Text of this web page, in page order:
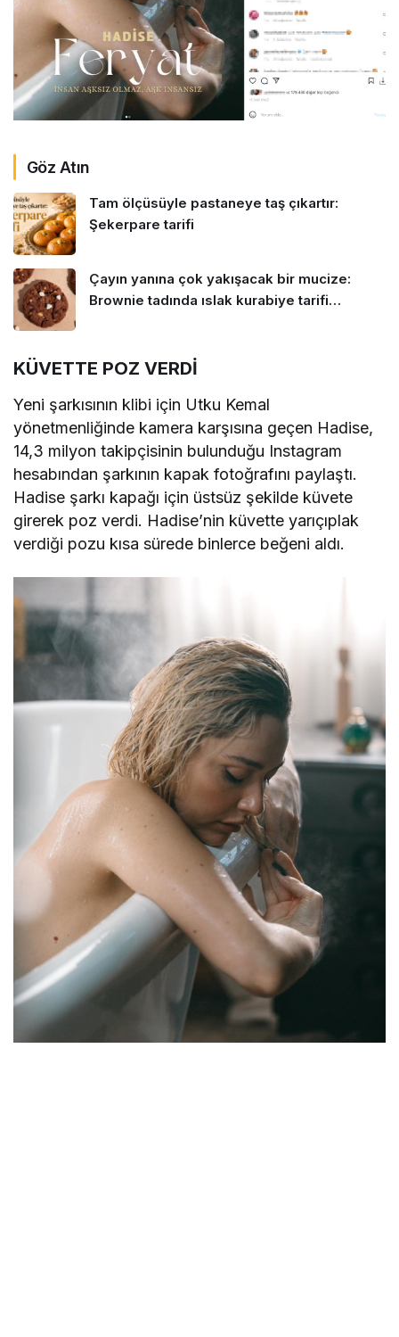
Göz Atın
Tam ölçüsüyle pastaneye taş çıkartır:
Şekerpare tarifi
Çayın yanına çok yakışacak bir mucize:
Brownie tadında ıslak kurabiye tarifi…
KÜVETTE POZ VERDİ
Yeni şarkısının klibi için Utku Kemal
yönetmenliğinde kamera karşısına geçen Hadise,
14,3 milyon takipçisinin bulunduğu Instagram
hesabından şarkının kapak fotoğrafını paylaştı.
Hadise şarkı kapağı için üstsüz şekilde küvete
girerek poz verdi. Hadise’nin küvette yarıçıplak
verdiği pozu kısa sürede binlerce beğeni aldı.